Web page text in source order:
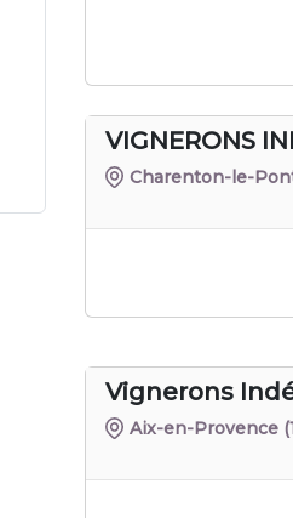
VIGNERONS
Charenton-le-
Vignerons
Aix-en-Provence